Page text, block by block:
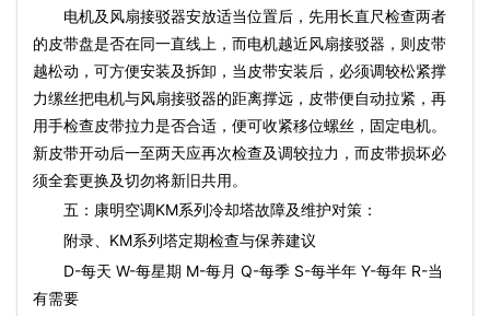
电机及风扇接驳器安放适当位置后，先用长直尺检查两者
的皮带盘是否在同一直线上，而电机越近风扇接驳器，则皮带
越松动，可方便安装及拆卸，当皮带安装后，必须调较松紧撑
力缧丝把电机与风扇接驳器的距离撑远，皮带便自动拉紧，再
用手检查皮带拉力是否合适，便可收紧移位螺丝，固定电机。
新皮带开动后一至两天应再次检查及调较拉力，而皮带损坏必
须全套更换及切勿将新旧共用。
五：康明空调KM系列冷却塔故障及维护对策：
附录、KM系列塔定期检查与保养建议
D-每天 W-每星期 M-每月 Q-每季 S-每半年 Y-每年 R-当
有需要